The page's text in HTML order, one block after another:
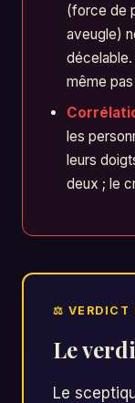
(force de
aveugle)
même
les
leurs
deux ; le
Le
Le